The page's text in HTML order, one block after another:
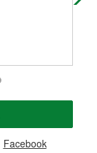
Facebook